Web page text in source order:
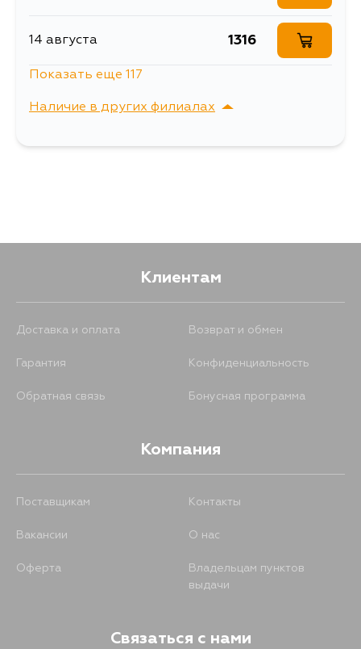
Vanette C23, W30
Ширина упаковки, мм
14 августа 1316
16 августа 1261
18 августа
1316
Показать еще 117
Наличие в других филиалах
г. Владивосток,
Клиентам
Доставка и оплата Возврат и обмен
Гарантия Конфиденциальность
Обратная связь Бонусная программа
Компания
Поставщикам Контакты
Вакансии О нас
Оферта
Владельцам пунктов
выдачи
Связаться с нами